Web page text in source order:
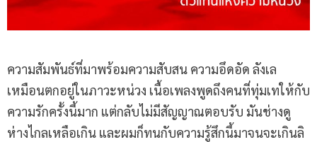
ความสัมพันธ์ที่มาพร้อมความสับสน ความอึดอัด ลังเล
เหมือนตกอยู่ในภาวะหน่วง เนื้อเพลงพูดถึงคนที่ทุ่มเทให้กับ
ความรักครั้งนี้มาก แต่กลับไม่มีสัญญาณตอบรับ มันช่างดู
ห่างไกลเหลือเกิน และผมก็ทนกับความรู้สึกนี้มาจนจะเกินลิ